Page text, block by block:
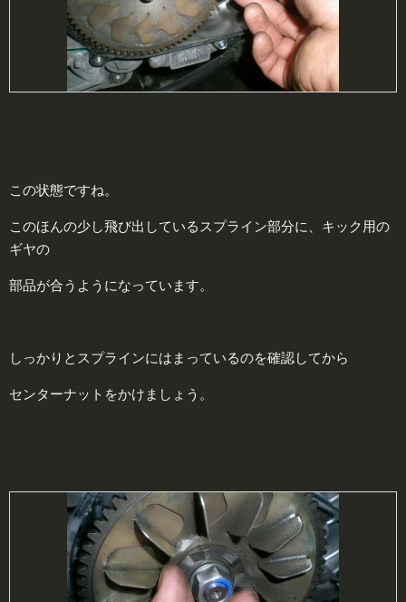
この状態ですね。
このほんの少し飛び出しているスプライン部分に、キック用の
ギヤの
部品が合うようになっています。
しっかりとスプラインにはまっているのを確認してから
センターナットをかけましょう。